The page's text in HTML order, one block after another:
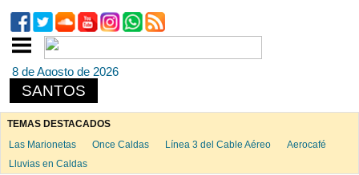
8 de Agosto de 2026
SANTOS
TEMAS DESTACADOS
Las Marionetas
Once Caldas Línea 3 del Cable Aéreo
Aerocafé
Lluvias en Caldas